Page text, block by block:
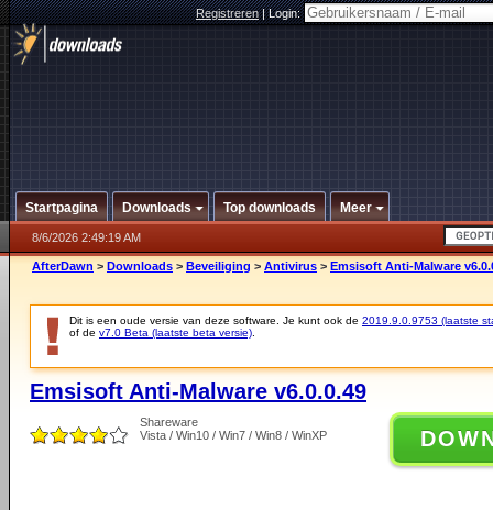
Registreren|Login:
Startpagina Downloads Top downloads Meer
8/6/2026 2:49:19 AM
AfterDawn > Downloads > Beveiliging > Antivirus > Emsisoft Anti-Malware
Dit is een oude versie van deze software. Je kunt ook de 2019.9.0.9753 (laatste
of de v7.0 Beta (laatste beta versie)
Emsisoft Anti-Malware v6.0.0.49
Shareware
Vista / Win10 / Win7 / Win8 / WinXP